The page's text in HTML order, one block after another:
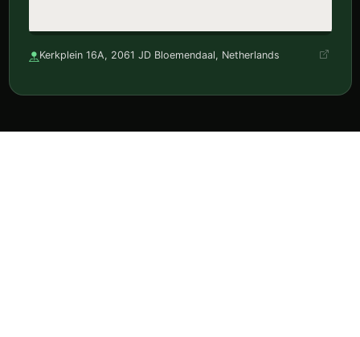
Kerkplein 16A, 2061 JD Bloemendaal, Netherlands